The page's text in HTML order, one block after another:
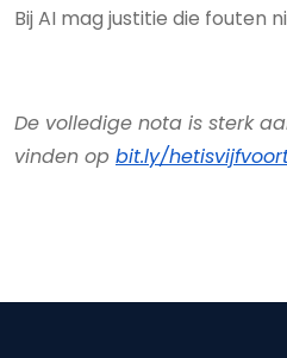
Bij AI mag justitie die fouten
De volledige nota is sterk
vinden op bit.ly/